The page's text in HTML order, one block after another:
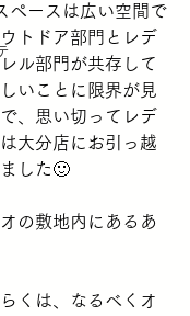
ペースは広い空間で
トドア部門とレデ
ル部門が共存して
いことに限界が見
、思い切ってレデ
大分店にお引っ越
した🙂
の敷地内にあるあ
くは、なるべくオ